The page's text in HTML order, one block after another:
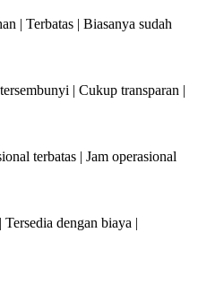
| Terbatas | Biasanya sudah
| Cukup transparan |
terbatas | Jam operasional
dengan biaya |